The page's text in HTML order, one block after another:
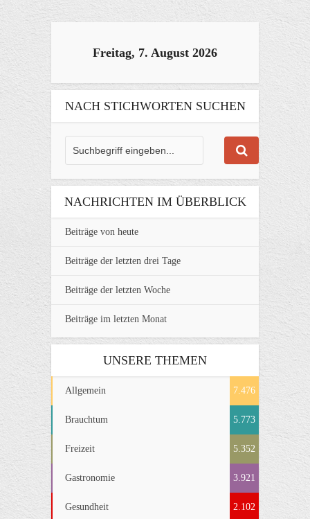
Freitag, 7. August 2026
NACH STICHWORTEN SUCHEN
NACHRICHTEN IM ÜBERBLICK
Beiträge von heute
Beiträge der letzten drei Tage
Beiträge der letzten Woche
Beiträge im letzten Monat
UNSERE THEMEN
Allgemein 7.476
Brauchtum 5.773
Freizeit 5.352
Gastronomie 3.921
Gesundheit 2.102